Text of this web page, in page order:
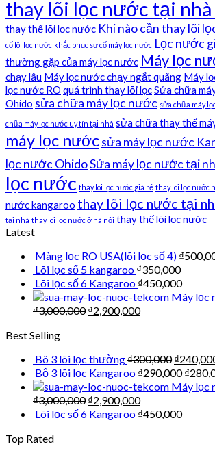
thay lõi lọc nước tại
thay thế lõi lọc nước Khi nào cần thay lõi
cố lõi lọc nước khắc phục sự cố máy lọc nước Lọc nước
thường gặp của máy lọc nước Máy lọc
chạy lâu Máy lọc nước chạy ngắt quãng Máy
lọc nước RO quá trình thay lõi lọcSửa chữa
Ohido sửa chữa máy lọc nước sửa chữa máy
chữa máy lọc nước uy tín tại nhà sửa chữa thay thế
máy lọc nướcsửa máy lọc nước
lọc nước OhidoSửa máy lọc nước tại
lọc nước thay lõi lọc nước giá rẻ thay lõi lọc nước
nước kangaroo thay lõi lọc nước tại
tại nhà thay lõi lọc nước ở hà nội thay thế lõi lọc nước
Latest
Màng lọc RO USA(lõi lọc số 4) ₫
Lõi lọc số 5 kangaroo ₫350,000
Lõi lọc số 6 Kangaroo ₫450,000
Máy lọc
₫3,000,000 ₫2,900,000
Best Selling
Bô 3 lõi lọc thường₫300,000 ₫
Bộ 3 lõi lọc Kangaroo₫290,000 ₫
Máy lọc
₫3,000,000 ₫2,900,000
Lõi lọc số 6 Kangaroo ₫450,000
Top Rated